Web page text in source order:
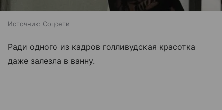
Источник: Соцсети
Ради одного из кадров голливудская красотка
даже залезла в ванну.